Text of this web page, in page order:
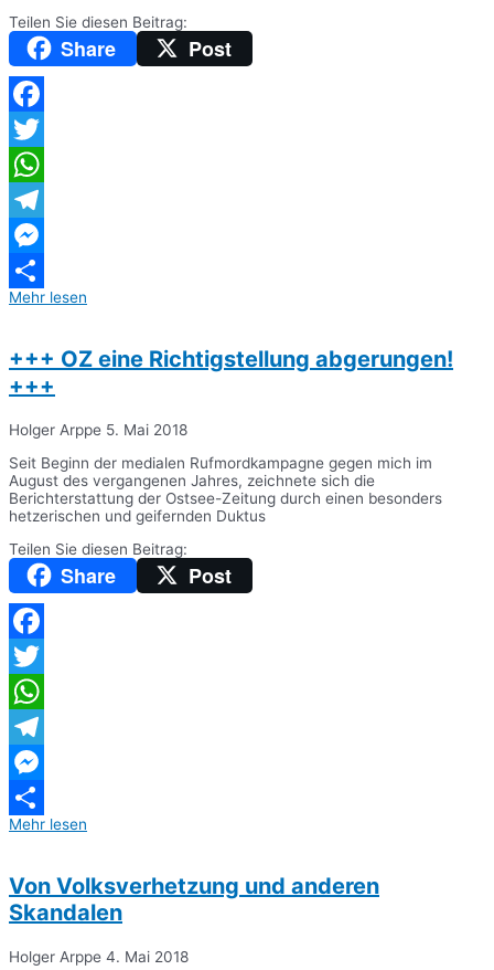
Teilen Sie diesen Beitrag:
Share Post
Facebook
Twitter
WhatsApp
Telegram
Messenger
Teilen
Mehr lesen
+++ OZ eine Richtigstellung abgerungen!
+++
Holger Arppe 5. Mai 2018
Seit Beginn der medialen Rufmordkampagne gegen mich im
August des vergangenen Jahres, zeichnete sich die
Berichterstattung der Ostsee-Zeitung durch einen besonders
hetzerischen und geifernden Duktus
Teilen Sie diesen Beitrag:
Share Post
Facebook
Twitter
WhatsApp
Telegram
Messenger
Teilen
Mehr lesen
Von Volksverhetzung und anderen
Skandalen
Holger Arppe 4. Mai 2018